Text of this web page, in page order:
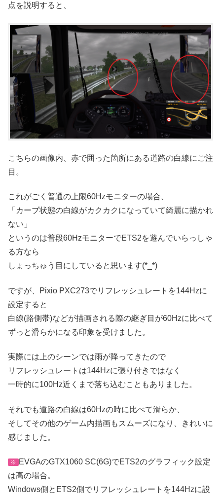
点を説明すると、
こちらの画像内、赤で囲った箇所にある道路の白線にご注
目。
これがごく普通の上限60Hzモニターの場合、
「カーブ状態の白線がカクカクになっていて綺麗に描かれ
ない」
というのは普段60HzモニターでETS2を遊んでいらっしゃ
る方なら
しょっちゅう目にしていると思います(*_*)
ですが、Pixio PXC273でリフレッシュレートを144Hzに
設定すると
白線(路側帯)などが描画される際の継ぎ目が60Hzに比べて
ずっと滑らかになる印象を受けました。
実際には上のシーンでは雨が降ってきたので
リフレッシュレートは144Hzに張り付きではなく
一時的に100Hz近くまで落ち込むこともありました。
それでも道路の白線は60Hzの時に比べて滑らか、
そしてその他のゲーム内描画もスムーズになり、きれいに
感じました。
※ EVGAのGTX1060 SC(6G)でETS2のグラフィック設定
は高の場合。
Windows側とETS2側でリフレッシュレートを144Hzに設